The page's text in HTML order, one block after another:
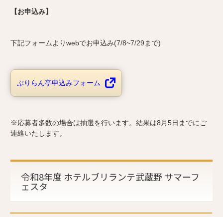
【お申込み】
下記フォームよりwebでお申込み(7/8~7/29まで)
ぶりらん亭申込みフォーム
※応募者多数の場合は抽選を行います。結果は8月5日までにご
連絡いたします。
令和8年度 ホテルブリランテ武蔵野 サマーフ
ェスタ